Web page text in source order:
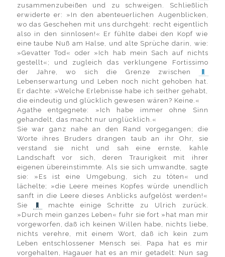
zusammenzubeißen und zu schweigen. Schließlich
erwiderte er: »In den abenteuerlichen Augenblicken,
wo das Geschehen mit uns durchgeht: recht eigentlich
also in den sinnlosen!« Er fühlte dabei den Kopf wie
eine taube Nuß am Halse, und alte Sprüche darin, wie:
»Gevatter Tod« oder »Ich hab mein Sach auf nichts
gestellt«; und zugleich das verklungene Fortissimo
der Jahre, wo sich die Grenze zwischen
Lebenserwartung und Leben noch nicht gehoben hat.
Er dachte: »Welche Erlebnisse habe ich seither gehabt,
die eindeutig und glücklich gewesen wären? Keine.«
Agathe entgegnete: »Ich habe immer ohne Sinn
gehandelt, das macht nur unglücklich.«
Sie war ganz nahe an den Rand vorgegangen; die
Worte ihres Bruders drangen taub an ihr Ohr, sie
verstand sie nicht und sah eine ernste, kahle
Landschaft vor sich, deren Traurigkeit mit ihrer
eigenen übereinstimmte. Als sie sich umwandte, sagte
sie: »Es ist eine Umgebung, sich zu töten« und
lächelte; »die Leere meines Kopfes würde unendlich
sanft in die Leere dieses Anblicks aufgelöst werden!«
Sie
machte einige Schritte zu Ulrich zurück.
»Durch mein ganzes Leben« fuhr sie fort »hat man mir
vorgeworfen, daß ich keinen Willen habe, nichts liebe,
nichts verehre, mit einem Wort, daß ich kein zum
Leben entschlossener Mensch sei. Papa hat es mir
vorgehalten, Hagauer hat es an mir getadelt: Nun sag